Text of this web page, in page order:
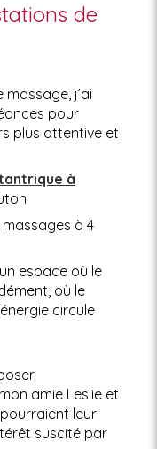
de
j’ai
pour
plus attentive et
à
à 4
espace où le
où le
circule
amie Leslie et
leur
suscité par